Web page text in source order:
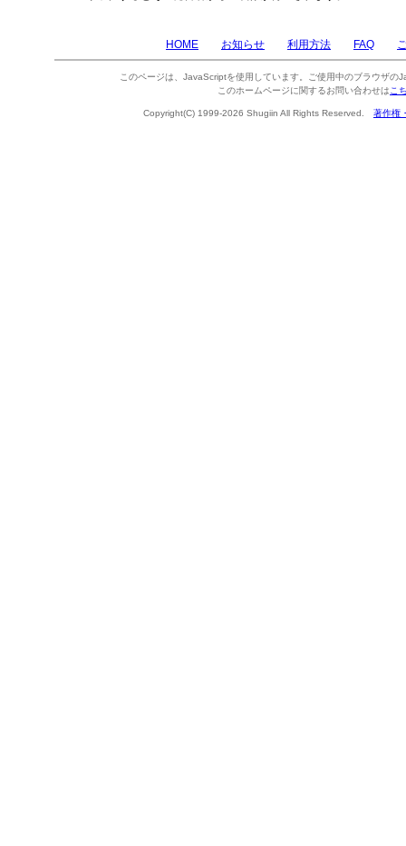
HOME お知らせ 利用方法 FAQ
このページは、JavaScriptを使用しています。ご使用中のブラウザの
このホームページに関するお問い合わせは こ
Copyright(C) 1999-2026 Shugiin All Rights Reserved. 著作権